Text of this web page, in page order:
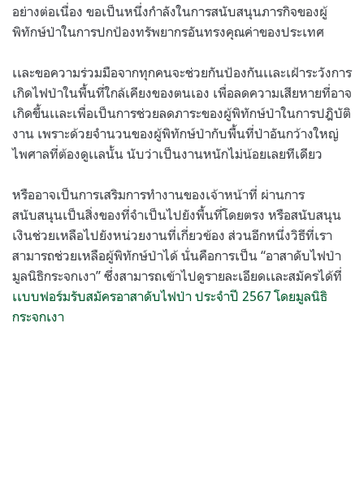
อย่างต่อเนื่อง ขอเป็นหนึ่งกำลังในการสนับสนุนภารกิจของผู้
พิทักษ์ป่าในการปกป้องทรัพยากรอันทรงคุณค่าของประเทศ
เเละขอความร่วมมือจากทุกคนจะช่วยกันป้องกันเเละเฝ้าระวังการ
เกิดไฟป่าในพื้นที่ใกล้เคียงของตนเอง เพื่อลดความเสียหายที่อาจ
เกิดขึ้นเเละเพื่อเป็นการช่วยลดภาระของผู้พิทักษ์ป่าในการปฎิบัติ
งาน เพราะด้วยจำนวนของผู้พิทักษ์ป่ากับพื้นที่ป่าอันกว้างใหญ่
ไพศาลที่ต้องดูเเลนั้น นับว่าเป็นงานหนักไม่น้อยเลยทีเดียว
หรืออาจเป็นการเสริมการทำงานของเจ้าหน้าที่ ผ่านการ
สนับสนุนเป็นสิ่งของที่จำเป็นไปยังพื้นที่โดยตรง หรือสนับสนุน
เงินช่วยเหลือไปยังหน่วยงานที่เกี่ยวข้อง ส่วนอีกหนึ่งวิธีที่เรา
สามารถช่วยเหลือผู้พิทักษ์ป่าได้ นั่นคือการเป็น “อาสาดับไฟป่า
มูลนิธิกระจกเงา” ซึ่งสามารถเข้าไปดูรายละเอียดเเละสมัครได้ที่
เเบบฟอร์มรับสมัครอาสาดับไฟป่า ประจำปี 2567 โดยมูลนิธิ
กระจกเงา